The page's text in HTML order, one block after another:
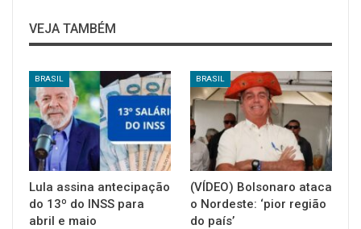
VEJA TAMBÉM
BRASIL
Lula assina antecipação
do 13º do INSS para
abril e maio
BRASIL
(VÍDEO) Bolsonaro ataca
o Nordeste: ‘pior região
do país’